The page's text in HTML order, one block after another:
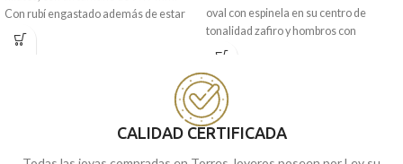
Con rubí engastado además de estar
delicadamente tallado en sus hombros.
Su tamaño hace que sea una pieza
Puedes encontrarlo en nuestras
tiendas de Málaga. O si lo prefieres,
puedes encargarlo online y te lo
oval con espinela en su centro de
tonalidad zafiro y hombros con
originales tallas a modo de decoración.
debe faltar en tu joyero.
Puedes encontrarlo en nuestras
tiendas de Málaga, o si lo prefieres,
CALIDAD CERTIFICADA